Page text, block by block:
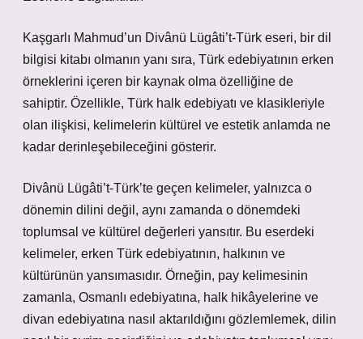
Kaşgarlı Mahmud’un Divânü Lügâti’t-Türk eseri, bir dil
bilgisi kitabı olmanın yanı sıra, Türk edebiyatının erken
örneklerini içeren bir kaynak olma özelliğine de
sahiptir. Özellikle, Türk halk edebiyatı ve klasikleriyle
olan ilişkisi, kelimelerin kültürel ve estetik anlamda ne
kadar derinleşebileceğini gösterir.
Divânü Lügâti’t-Türk’te geçen kelimeler, yalnızca o
dönemin dilini değil, aynı zamanda o dönemdeki
toplumsal ve kültürel değerleri yansıtır. Bu eserdeki
kelimeler, erken Türk edebiyatının, halkının ve
kültürünün yansımasıdır. Örneğin, pay kelimesinin
zamanla, Osmanlı edebiyatına, halk hikâyelerine ve
divan edebiyatına nasıl aktarıldığını gözlemlemek, dilin